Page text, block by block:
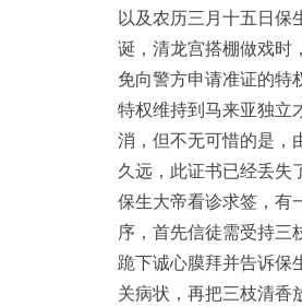
以及农历三月十五日保
诞，清龙宫搭棚做戏时
免向警方申请准证的特
特权维持到马来亚独立
消，但不无可惜的是，
久远，此证书已经丢失
保生大帝看诊求签，有
序，首先信徒需受持三
跪下诚心膜拜并告诉保
关病状，再把三枝清香